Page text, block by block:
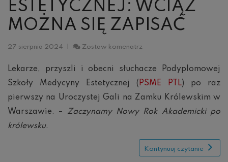
ESTETYCZNEJ: WCIĄŻ
MOŻNA SIĘ ZAPISAĆ
27 sierpnia 2024 Zostaw komenatrz
medycyny
estetycznej:
wciąż
można
się
zapisać
Lekarze, przyszli i obecni słuchacze Podyplomowej
Szkoły Medycyny Estetycznej (PSME PTL) po raz
pierwszy na Uroczystej Gali na Zamku Królewskim w
Warszawie. – Zaczynamy Nowy Rok Akademicki po
królewsku.
Kontynuuj czytanie